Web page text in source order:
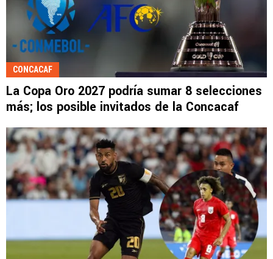
CONCACAF
La Copa Oro 2027 podría sumar 8 selecciones
más; los posible invitados de la Concacaf